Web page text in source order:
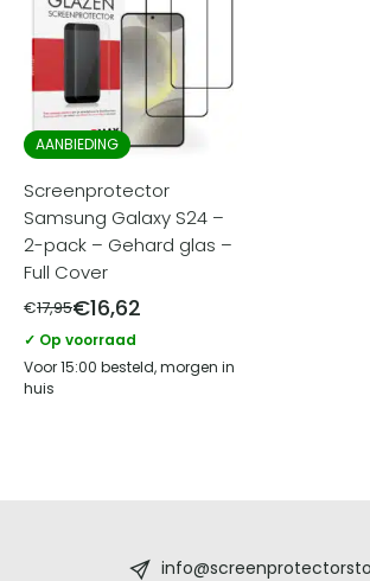
AANBIEDING
Screenprotector
Samsung Galaxy S24 –
2-pack – Gehard glas –
Full Cover
€17,95€16,62
✓ Op voorraad
Voor 15:00 besteld, morgen in
huis